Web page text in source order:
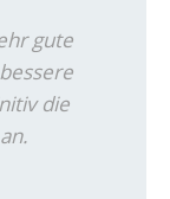
gute
die